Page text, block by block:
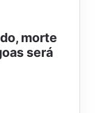
morte
será